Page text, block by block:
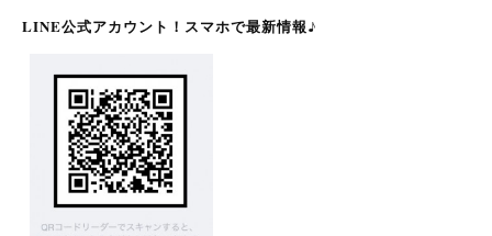
LINE公式アカウント！スマホで最新情報♪